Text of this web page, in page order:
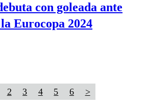
con goleada ante
Eurocopa 2024
2 3 4 5 6 >